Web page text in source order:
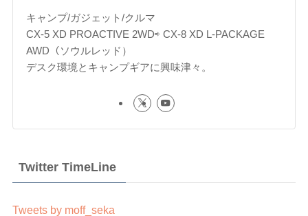
キャンプ/ガジェット/クルマ
CX-5 XD PROACTIVE 2WD⇨ CX-8 XD L-PACKAGE
AWD（ソウルレッド）
デスク環境とキャンプギアに興味津々。
Twitter TimeLine
Tweets by moff_seka